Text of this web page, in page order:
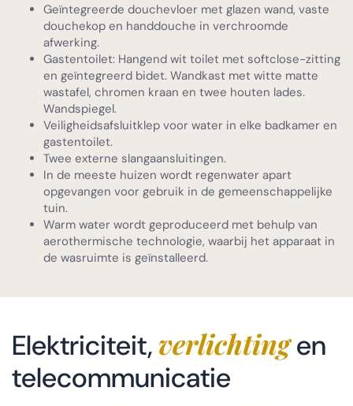
Geïntegreerde douchevloer met glazen wand, vaste
douchekop en handdouche in verchroomde
afwerking.
Gastentoilet: Hangend wit toilet met softclose-zitting
en geïntegreerd bidet. Wandkast met witte matte
wastafel, chromen kraan en twee houten lades.
Wandspiegel.
Veiligheidsafsluitklep voor water in elke badkamer en
gastentoilet.
Twee externe slangaansluitingen.
In de meeste huizen wordt regenwater apart
opgevangen voor gebruik in de gemeenschappelijke
tuin.
Warm water wordt geproduceerd met behulp van
aerothermische technologie, waarbij het apparaat in
de wasruimte is geïnstalleerd.
Elektriciteit, verlichtingen
telecommunicatie